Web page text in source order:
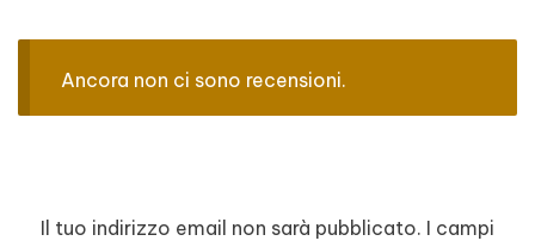
Ancora non ci sono recensioni.
Il tuo indirizzo email non sarà pubblicato. I campi